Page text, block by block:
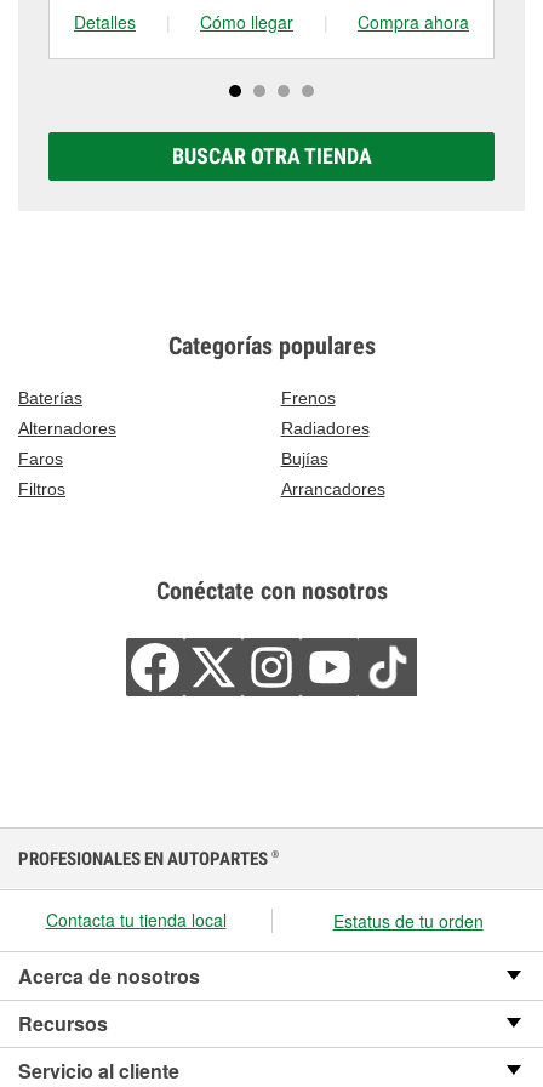
Detalles
| Cómo llegar | Compra ahora
BUSCAR OTRA TIENDA
Categorías populares
Baterías
Frenos
Alternadores
Radiadores
Faros
Bujías
Filtros
Arrancadores
Conéctate con nosotros
PROFESIONALES EN AUTOPARTES ®
Contacta tu tienda local Estatus de tu orden
Acerca de nosotros
Recursos
Servicio al cliente